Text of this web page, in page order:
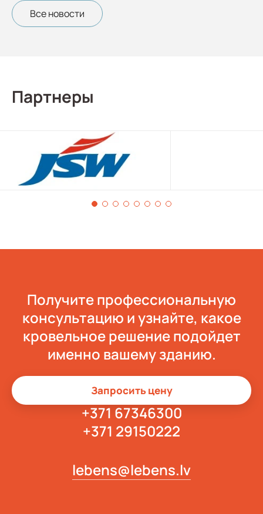
Все новости
Партнеры
Получите профессиональную
консультацию и узнайте, какое
кровельное решение подойдет
именно вашему зданию.
Запросить цену
+371 67346300
+371 29150222
lebens@lebens.lv